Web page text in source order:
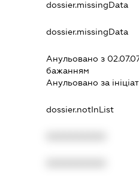
dossier.missingData
dossier.missingData
Анульовано з
бажанням
Анульовано за
dossier.notInList